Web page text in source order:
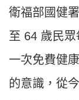
衛福部國健
至 64 歲民
一次免費健
的意識，從